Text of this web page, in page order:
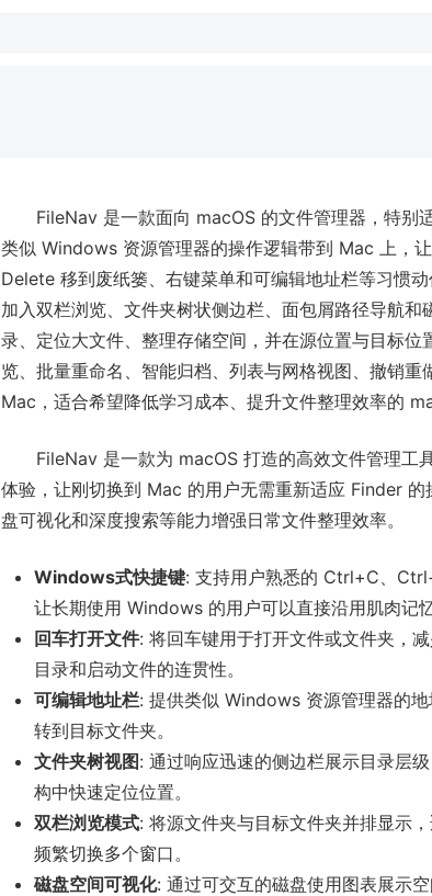
FileNav 是一款面向 macOS 的文件管理器，特
类似 Windows 资源管理器的操作逻辑带到 Mac 上，
Delete 移到废纸篓、右键菜单和可编辑地址栏等习惯
加入双栏浏览、文件夹树状侧边栏、面包屑路径导航
录、定位大文件、整理存储空间，并在源位置与目标
览、批量重命名、智能归档、列表与网格视图、撤销
Mac，适合希望降低学习成本、提升文件整理效率的
FileNav 是一款为 macOS 打造的高效文件管理工
体验，让刚切换到 Mac 的用户无需重新适应 Finder
盘可视化和深度搜索等能力增强日常文件整理效率。
Windows式快捷键: 支持用户熟悉的 Ctrl+C、
让长期使用 Windows 的用户可以直接沿用肌肉记忆
回车打开文件: 将回车键用于打开文件或文件夹，
目录和启动文件的连贯性。
可编辑地址栏: 提供类似 Windows 资源管理器的
转到目标文件夹。
文件夹树视图: 通过响应迅速的侧边栏展示目录层
构中快速定位位置。
双栏浏览模式: 将源文件夹与目标文件夹并排显示
频繁切换多个窗口。
磁盘空间可视化: 通过可交互的磁盘使用图表展示